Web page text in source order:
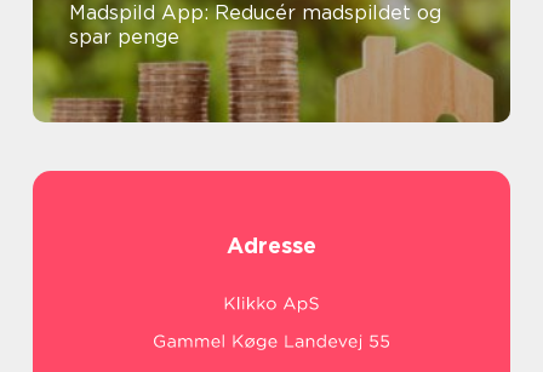
Madspild App: Reducér madspildet og
spar penge
Adresse